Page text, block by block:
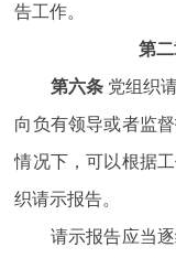
告工作。
第
第六条党组织
向负有领导或者监
情况下，可以根据
织请示报告。
请示报告应当逐